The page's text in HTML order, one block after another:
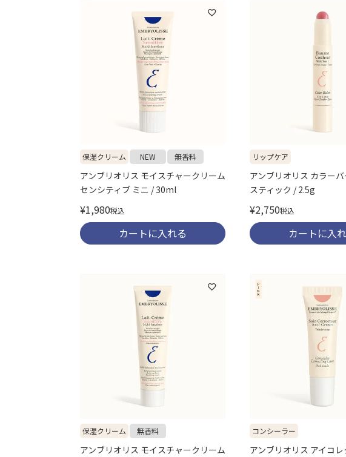
保湿クリーム NEW 無香料
アンブリオリス モイスチャークリーム
センシティブ ミニ / 30ml
¥1,980税込
カートに入れる
リップケア
アンブリオリス カラー
スティック / 2.5g
¥2,750税込
カートに入
保湿クリーム 無香料
アンブリオリス モイスチャークリーム
コンシーラー
アンブリオリス アイコ